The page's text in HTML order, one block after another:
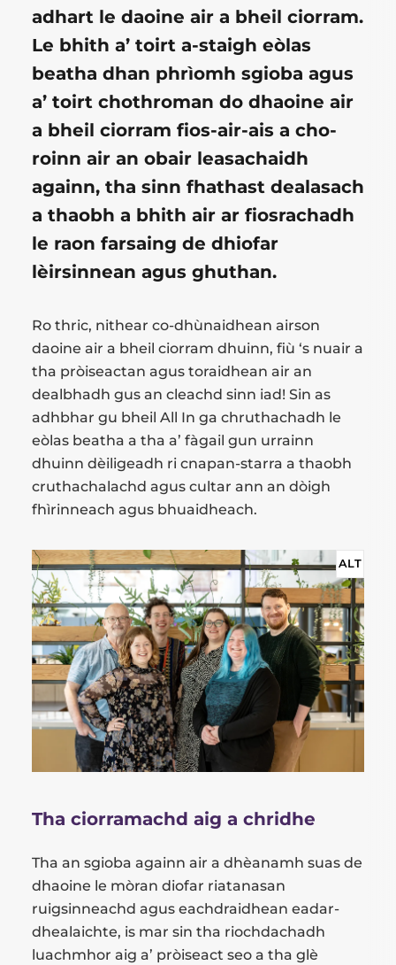
this
post
adhart le daoine air a bheil ciorram.
Le bhith a’ toirt a-staigh eòlas
beatha dhan phrìomh sgioba agus
a’ toirt chothroman do dhaoine air
a bheil ciorram fios-air-ais a cho-
roinn air an obair leasachaidh
againn, tha sinn fhathast dealasach
a thaobh a bhith air ar fiosrachadh
le raon farsaing de dhiofar
lèirsinnean agus ghuthan.
Ro thric, nithear co-dhùnaidhean airson
daoine air a bheil ciorram dhuinn, fiù ‘s nuair a
tha pròiseactan agus toraidhean air an
dealbhadh gus an cleachd sinn iad! Sin as
adhbhar gu bheil All In ga chruthachadh le
eòlas beatha a tha a’ fàgail gun urrainn
dhuinn dèiligeadh ri cnapan-starra a thaobh
cruthachalachd agus cultar ann an dòigh
fhìrinneach agus bhuaidheach.
ALT
Tha ciorramachd aig a chridhe
Tha an sgioba againn air a dhèanamh suas de
dhaoine le mòran diofar riatanasan
ruigsinneachd agus eachdraidhean eadar-
dhealaichte, is mar sin tha riochdachadh
luachmhor aig a’ pròiseact seo a tha glè